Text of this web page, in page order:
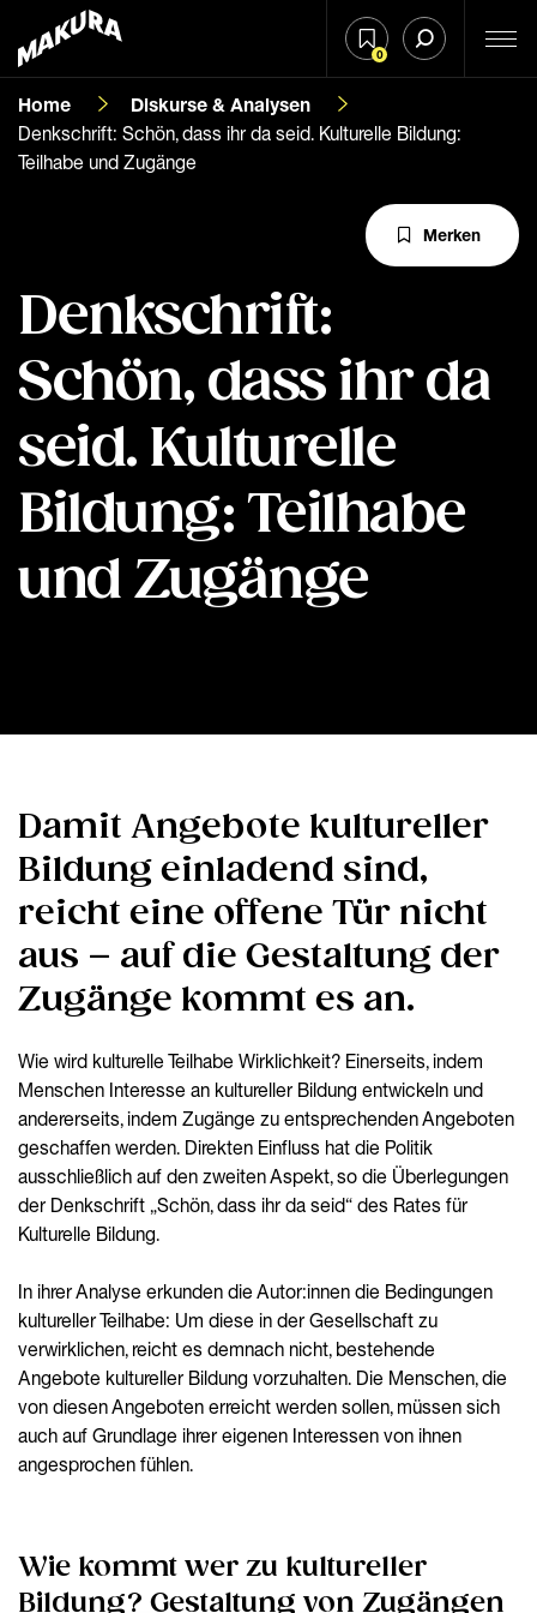
0
Home
Diskurse & Analysen
Denkschrift: Schön, dass ihr da seid. Kulturelle Bildung:
Teilhabe und Zugänge
Denkschrift:
Schön, dass ihr da
seid. Kulturelle
Bildung: Teilhabe
und Zugänge
Merken
Damit Angebote kultureller
Bildung einladend sind,
reicht eine offene Tür nicht
aus – auf die Gestaltung der
Zugänge kommt es an.
Wie wird kulturelle Teilhabe Wirklichkeit? Einerseits, indem
Menschen Interesse an kultureller Bildung entwickeln und
andererseits, indem Zugänge zu entsprechenden Angeboten
geschaffen werden. Direkten Einfluss hat die Politik
ausschließlich auf den zweiten Aspekt, so die Überlegungen
der Denkschrift „Schön, dass ihr da seid“ des Rates für
Kulturelle Bildung.
In ihrer Analyse erkunden die Autor:innen die Bedingungen
kultureller Teilhabe: Um diese in der Gesellschaft zu
verwirklichen, reicht es demnach nicht, bestehende
Angebote kultureller Bildung vorzuhalten. Die Menschen, die
von diesen Angeboten erreicht werden sollen, müssen sich
auch auf Grundlage ihrer eigenen Interessen von ihnen
angesprochen fühlen.
Wie kommt wer zu kultureller
Bildung? Gestaltung von Zugängen